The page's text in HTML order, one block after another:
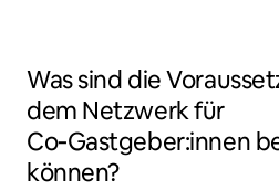
Was sind die
dem Netzwerk für
Co‑Gastgeber:innen
können?